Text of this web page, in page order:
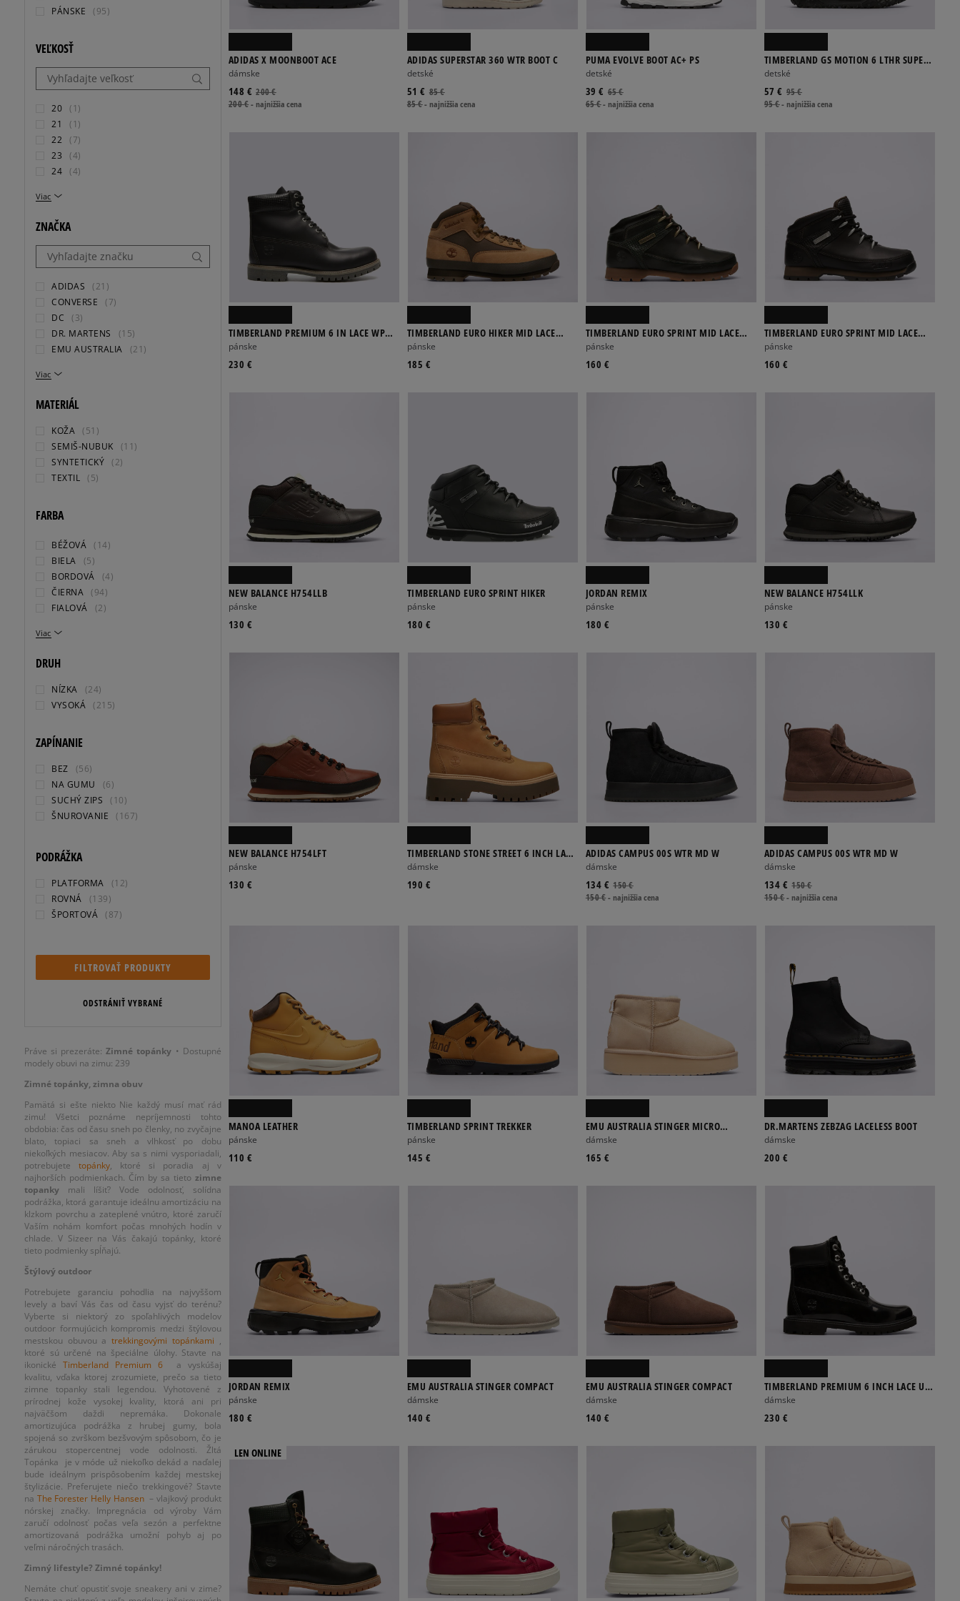
PÁNSKE
(95)
VEĽKOSŤ
Viac
20 (1)
21
(1)
22
(7)
23
(4)
24 (4)
ZNAČKA
Viac
ADIDAS
(21)
CONVERSE
(7)
DC
(3)
DR. MARTENS
(15)
EMU AUSTRALIA
(21)
MATERIÁL
KOŽA (51)
SEMIŠ-NUBUK
(11)
SYNTETICKÝ (2)
TEXTIL (5)
FARBA
Viac
BÉŽOVÁ (14)
BIELA
(5)
BORDOVÁ
(4)
ČIERNA (94)
FIALOVÁ
(2)
DRUH
NÍZKA
(24)
VYSOKÁ (215)
ZAPÍNANIE
BEZ
(56)
NA GUMU
(6)
SUCHÝ ZIPS
(10)
ŠNUROVANIE
(167)
PODRÁŽKA
PLATFORMA
(12)
ROVNÁ
(139)
ŠPORTOVÁ (87)
FILTROVAŤ PRODUKTY
ODSTRÁNIŤ VYBRANÉ
Práve si prezeráte:Zimné topánky • Dostupné
modely obuvi na zimu: 239
Zimné topánky, zimna obuv
Pamätá si ešte niekto Nie každý musí mať rád
zimu! Všetci poznáme nepríjemnosti tohto
obdobia: čas od času sneh po členky, no zvyčajne
blato, topiaci sa sneh a vlhkosť po dobu
niekoľkých mesiacov. Aby sa s nimi vysporiadali,
potrebujetetopánky, ktoré si poradia aj v
najhorších podmienkach. Čím by sa tieto zimne
topanky mali líšiť? Vode odolnosť, solídna
podrážka, ktorá garantuje ideálnu amortizáciu na
klzkom povrchu a zateplené vnútro, ktoré zaručí
Vaším nohám komfort počas mnohých hodín v
chlade. V Sizeer na Vás čakajú topánky, ktoré
tieto podmienky spĺňajú.
Štýlový outdoor
Potrebujete garanciu pohodlia na najvyššom
levely a baví Vás čas od času vyjsť do terénu?
Vyberte si niektorý zo spoľahlivých modelov
outdoor formujúcich kompromis medzi štýlovou
mestskou obuvou atrekkingovými topánkami ,
ktoré sú určené na špeciálne úlohy. Stavte na
ikonickéTimberland Premium 6
a vyskúšaj
kvalitu, vďaka ktorej zrozumiete, prečo sa tieto
zimne topanky stali legendou. Vyhotovené z
prírodnej kože vysokej kvality, ktorá ani pri
najväčšom daždi nepremáka. Dokonale
amortizujúca podrážka z hrubej gumy, bola
spojená so zvrškom bezšvovým spôsobom, čo je
zárukou stopercentnej vode odolnosti. Žltá
Topánka je v móde už niekoľko dekád a naďalej
bude ideálnym prispôsobením každej mestskej
štylizácie. Preferujete niečo trekkingové? Stavte
na The Forester Helly Hansen – vlajkový produkt
nórskej značky. Impregnácia od výroby Vám
zaručí odolnosť počas veľa sezón a perfektne
amortizovaná podrážka umožní pohyb aj po
veľmi náročných trasách.
Zimný lifestyle? Zimné topánky!
Nemáte chuť opustiť svoje sneakery ani v zime?
ADIDAS X MOONBOOT ACE
dámske
200 €
148 €
200 €-najnižšia cena
ADIDAS SUPERSTAR 360 WTR BOOT C
detské
85 €
51 €
85 €-najnižšia cena
PUMA EVOLVE BOOT AC+ PS
detské
65 €
39 €
65 €-najnižšia cena
TIMBERLAND GS MOTION 6 LTHR SUPER
OX
detské
95 €
57 €
95 €-najnižšia cena
TIMBERLAND PREMIUM 6 IN LACE WP
BOOT
pánske
230 €
TIMBERLAND EURO HIKER MID LACE
BOOT
pánske
185 €
TIMBERLAND EURO SPRINT MID LACE
BOOT
pánske
160 €
TIMBERLAND EURO SPRINT MID LACE
BOOT
pánske
160 €
NEW BALANCE H754LLB
pánske
130 €
TIMBERLAND EURO SPRINT HIKER
pánske
180 €
JORDAN REMIX
pánske
180 €
NEW BALANCE H754LLK
pánske
130 €
NEW BALANCE H754LFT
pánske
130 €
TIMBERLAND STONE STREET 6 INCH LACE
UP WP BOOT
dámske
190 €
ADIDAS CAMPUS 00S WTR MD W
dámske
150 €
134 €
150 €-najnižšia cena
ADIDAS CAMPUS 00S WTR MD W
dámske
150 €
134 €
150 €-najnižšia cena
MANOA LEATHER
pánske
110 €
TIMBERLAND SPRINT TREKKER
pánske
145 €
EMU AUSTRALIA STINGER MICRO
FLATFORM 2.0
dámske
165 €
DR.MARTENS ZEBZAG LACELESS BOOT
dámske
200 €
JORDAN REMIX
pánske
180 €
EMU AUSTRALIA STINGER COMPACT
dámske
140 €
EMU AUSTRALIA STINGER COMPACT
dámske
140 €
TIMBERLAND PREMIUM 6 INCH LACE UP
WP BOOT
dámske
230 €
LEN ONLINE